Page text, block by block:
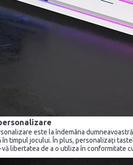
este la îndemâna
timpul jocului. În plus, personalizați
libertatea de a o utiliza în conformitate